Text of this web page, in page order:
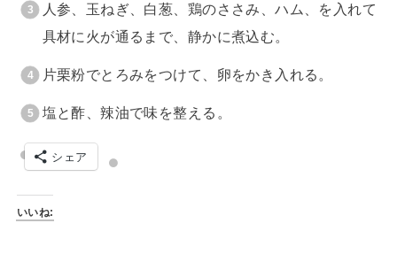
人参、玉ねぎ、白葱、鶏のささみ、ハム、を入れて
具材に火が通るまで、静かに煮込む。
片栗粉でとろみをつけて、卵をかき入れる。
塩と酢、辣油で味を整える。
シェア
いいね: